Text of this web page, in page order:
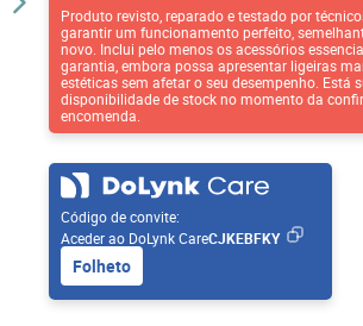
Produto revisto, reparado e testado por
garantir um funcionamento perfeito,
novo. Inclui pelo menos os acessórios
garantia, embora possa apresentar ligeiras
estéticas sem afetar o seu desempenho. Está
disponibilidade de stock no momento da
encomenda.
Código de convite:
Aceder ao DoLynk CareCJKEBFKY
Folheto